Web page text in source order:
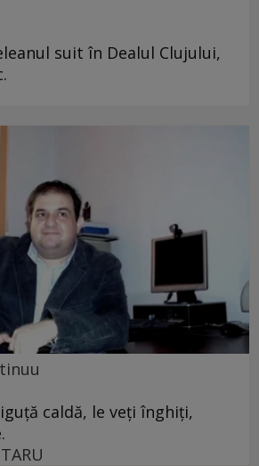
suit în Dealul Clujului,
caldă, le veţi înghiţi,